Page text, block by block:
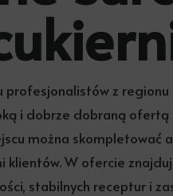
z regionu
i dobrze dobraną
można
klientów. W ofercie
stabilnych receptur i